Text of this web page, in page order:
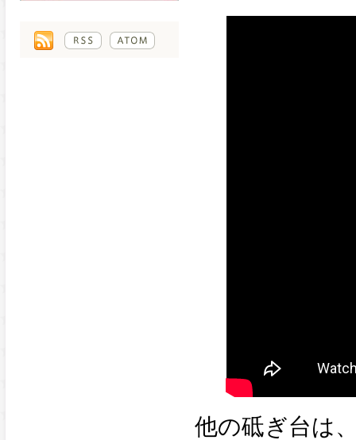
他の砥ぎ台は